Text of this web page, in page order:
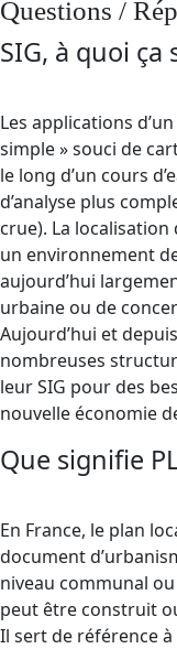
Questions /
SIG, à quoi ça
Les applications
simple » souci de
le long d’un cours
d’analyse plus
crue). La
un environnement
aujourd’hui
urbaine ou de
Aujourd’hui et
nombreuses
leur SIG pour des
nouvelle économie
Que signifie
En France, le plan
document
niveau communal
peut être construit
Il sert de référence